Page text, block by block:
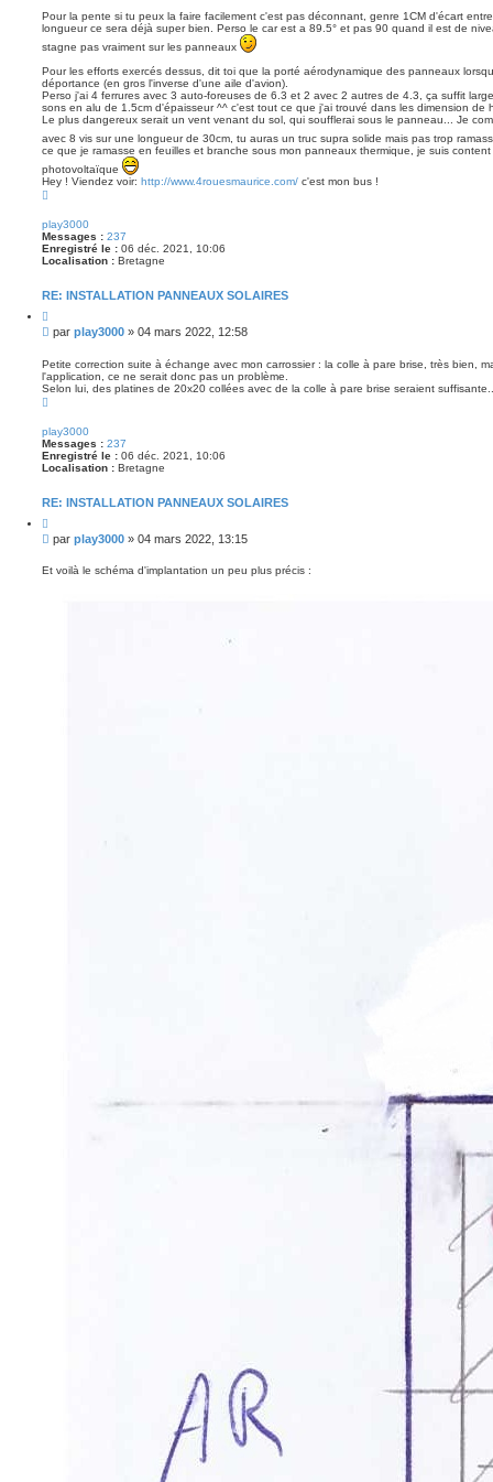
a
g
e
Pour la pente si tu peux la faire facilement c'est pas déconnant, genre 1CM d'écart
longueur ce sera déjà super bien. Perso le car est a 89.5° et pas 90 quand il est de
stagne pas vraiment sur les panneaux
Pour les efforts exercés dessus, dit toi que la porté aérodynamique des panneaux
déportance (en gros l'inverse d'une aile d'avion).
Perso j'ai 4 ferrures avec 3 auto-foreuses de 6.3 et 2 avec 2 autres de 4.3, ça suffit
sons en alu de 1.5cm d'épaisseur ^^ c'est tout ce que j'ai trouvé dans les dimension de
Le plus dangereux serait un vent venant du sol, qui soufflerai sous le panneau... Je
avec 8 vis sur une longueur de 30cm, tu auras un truc supra solide mais pas trop
ce que je ramasse en feuilles et branche sous mon panneaux thermique, je suis
photovoltaïque
Hey ! Viendez voir: http://www.4rouesmaurice.com/ c'est mon bus !
t
play3000
Messages : 237
Enregistré le : 06 déc. 2021, 10:06
Localisation : Bretagne
RE: INSTALLATION PANNEAUX SOLAIRES
i
t
r
M
s
s
a
par play3000 » 04 mars 2022, 12:58
Petite correction suite à échange avec mon carrossier : la colle à pare brise, très bien,
l'application, ce ne serait donc pas un problème.
Selon lui, des platines de 20x20 collées avec de la colle à pare brise seraient
t
play3000
Messages : 237
Enregistré le : 06 déc. 2021, 10:06
Localisation : Bretagne
RE: INSTALLATION PANNEAUX SOLAIRES
i
t
r
M
s
par play3000 » 04 mars 2022, 13:15
Et voilà le schéma d'implantation un peu plus précis :